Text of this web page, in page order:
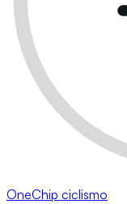
OneChip ciclismo